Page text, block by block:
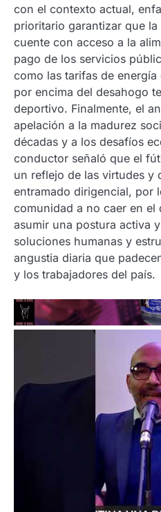
con el contexto actual,
prioritario garantizar que
cuente con acceso a la
pago de los servicios
como las tarifas de
por encima del desahogo
deportivo. Finalmente, el
apelación a la madurez
décadas y a los desafíos
conductor señaló que el
un reflejo de las virtudes y
entramado dirigencial, por
comunidad a no caer en el
asumir una postura activa
soluciones humanas y
angustia diaria que
y los trabajadores del país.